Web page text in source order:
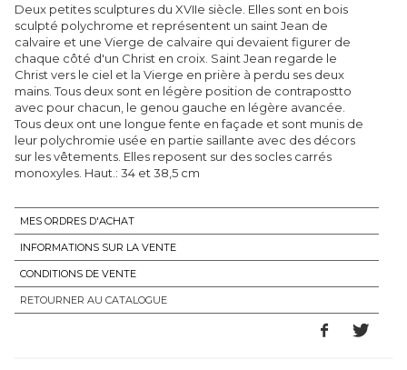
Deux petites sculptures du XVIIe siècle. Elles sont en bois
sculpté polychrome et représentent un saint Jean de
calvaire et une Vierge de calvaire qui devaient figurer de
chaque côté d'un Christ en croix. Saint Jean regarde le
Christ vers le ciel et la Vierge en prière à perdu ses deux
mains. Tous deux sont en légère position de contrapostto
avec pour chacun, le genou gauche en légère avancée.
Tous deux ont une longue fente en façade et sont munis de
leur polychromie usée en partie saillante avec des décors
sur les vêtements. Elles reposent sur des socles carrés
monoxyles. Haut.: 34 et 38,5 cm
MES ORDRES D'ACHAT
INFORMATIONS SUR LA VENTE
CONDITIONS DE VENTE
RETOURNER AU CATALOGUE